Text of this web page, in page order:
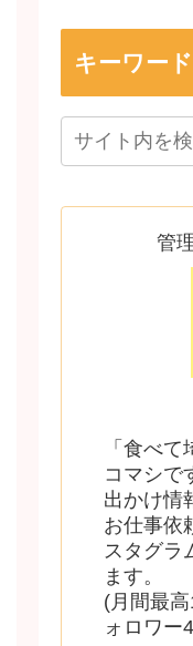
キーワー
管
「食べ
コマシで
出かけ情
お仕事依
スタグラ
ます。
(月間最
ォロワー